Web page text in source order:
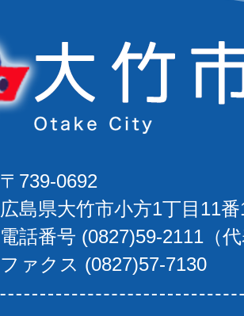
〒739-0692
広島県大竹市小方1丁目11
電話番号 (0827)59-2111（
ファクス (0827)57-7130